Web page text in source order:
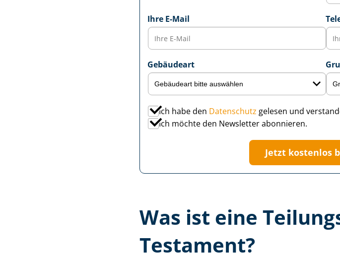
Ihre E-Mail
Gebäudeart
Ich habe den Datenschutz gelesen und
Ich möchte den Newsletter abonnieren.
Jetzt kostenlos
Was ist eine
Testament?